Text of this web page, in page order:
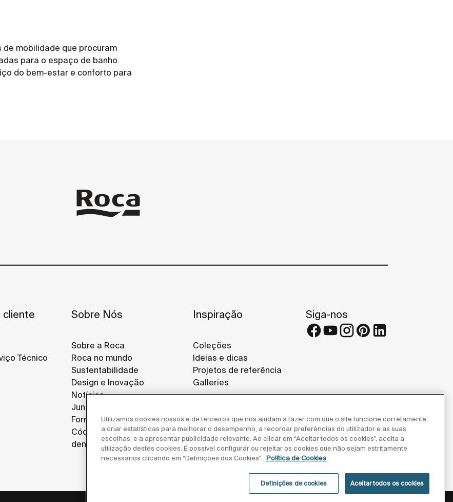
mobilidade que procuram
para o espaço de banho.
do bem-estar e conforto para
cliente
Técnico
Sobre Nós
Sobre a Roca
Roca no mundo
Sustentabilidade
Design e Inovação
Notícias
Junte-se a Nós
Fornecedores
Código de ética e canal de
denúncias
Inspiração
Coleções
Ideias e dicas
Projetos de referência
Galleries
Siga-nos
Utilizamos cookies nossos e de terceiros que nos ajudam a fazer com que o site funcione corretamente,
a criar estatísticas para melhorar o desempenho, a recordar preferências do utilizador e as suas
escolhas, e a apresentar publicidade relevante. Ao clicar em “Aceitar todos os cookies”, aceita a
utilização destes cookies. É possível configurar ou rejeitar os cookies que não sejam estritamente
necessários clicando em “Definições dos Cookies”.
Política de Cookies
Definições de cookies Aceitar todos os cookies